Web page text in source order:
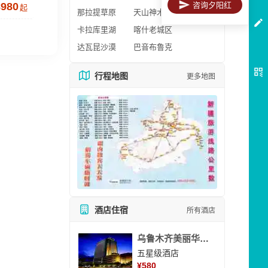
起
那拉提草原
天山神木园
卡拉库里湖
喀什老城区
达瓦昆沙漠
巴音布鲁克
行程地图 更多地图
酒店住宿 所有酒店
乌鲁木齐美丽华大酒
五星级酒店
¥580
咨询夕阳红